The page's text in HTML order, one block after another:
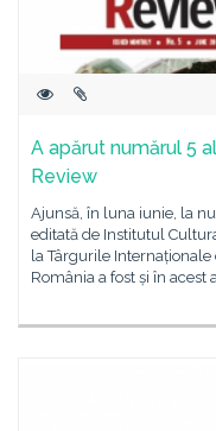
A apărut numărul 5
Review
Ajunsă, în luna iunie, la
editată de Institutul
la Târgurile Internaționale
România a fost și în acest